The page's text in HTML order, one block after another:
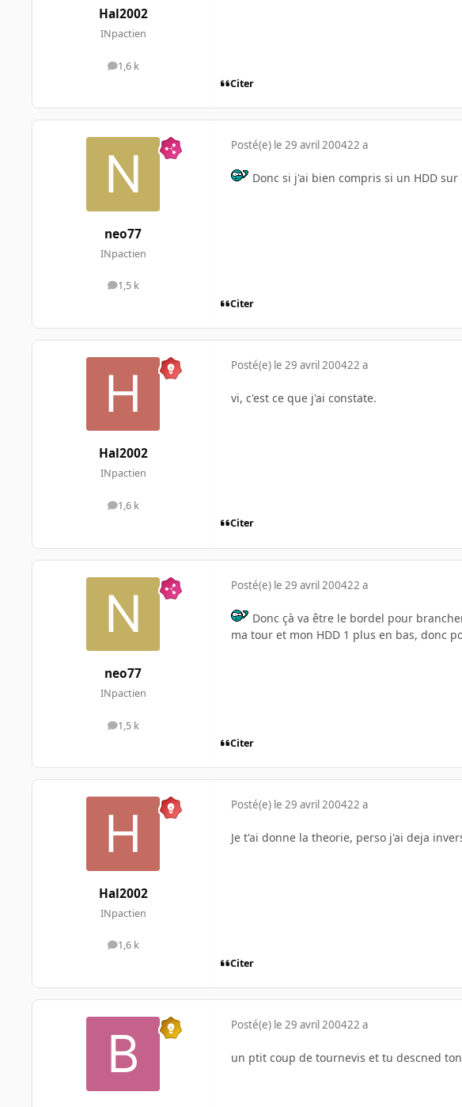
Hal2002
INpactien
1,6 k
messages
Citer
neo77
INpactien
1,5 k
messages
Posté(e) le 29 avril 200422 a
Donc si j'ai bien compris si un HDD sur
Citer
Hal2002
INpactien
1,6 k
messages
Posté(e) le 29 avril 200422 a
vi, c'est ce que j'ai constate.
Citer
neo77
INpactien
1,5 k
messages
Posté(e) le 29 avril 200422 a
Donc çà va être le bordel pour
ma tour et mon HDD 1 plus en bas, donc
Citer
Hal2002
INpactien
1,6 k
messages
Posté(e) le 29 avril 200422 a
Je t'ai donne la theorie, perso j'ai deja
Citer
Posté(e) le 29 avril 200422 a
un ptit coup de tournevis et tu descned